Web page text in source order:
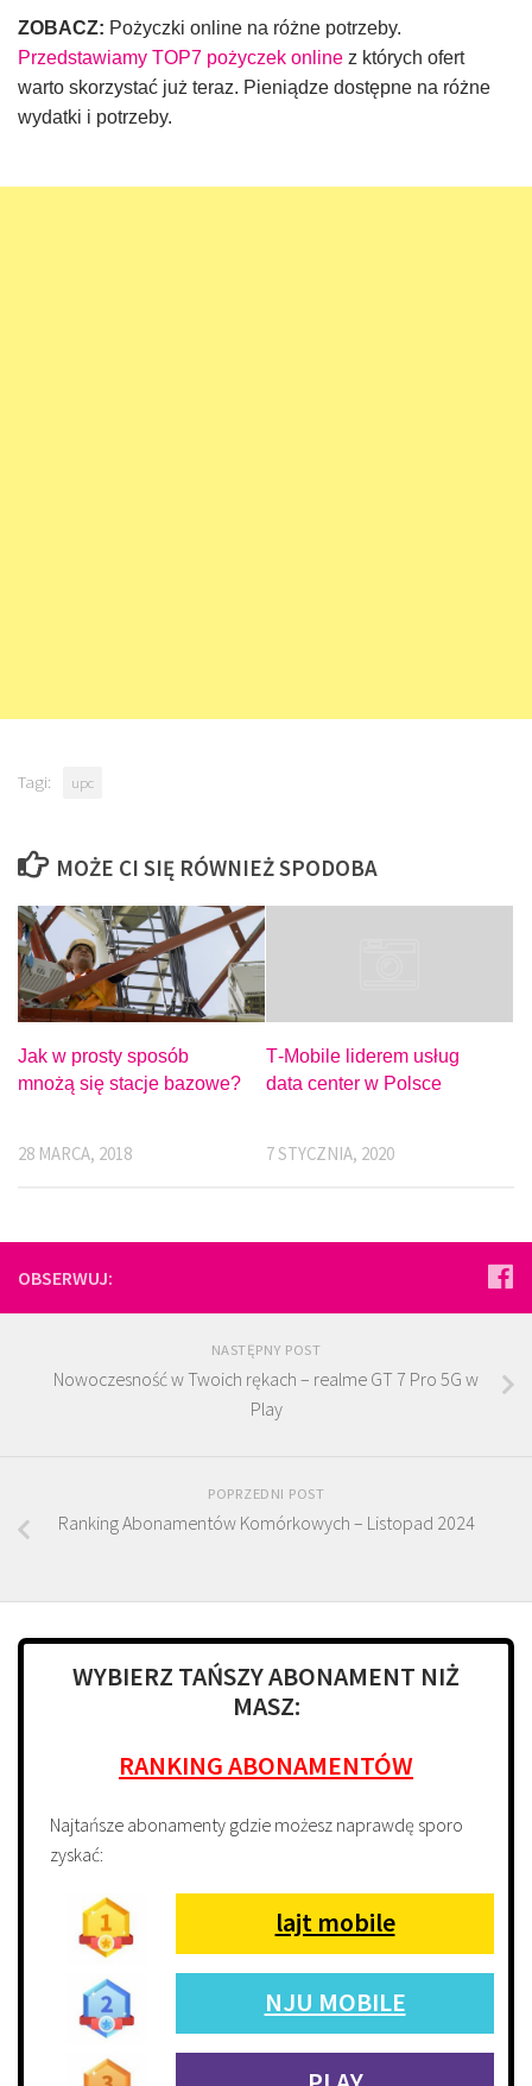
ZOBACZ: Pożyczki online na różne potrzeby.
Przedstawiamy TOP7 pożyczek online z których ofert
warto skorzystać już teraz. Pieniądze dostępne na różne
wydatki i potrzeby.
Tagi: upc
MOŻE CI SIĘ RÓWNIEŻ SPODOBA
Jak w prosty sposób
mnożą się stacje bazowe?
28 MARCA, 2018
T‑Mobile liderem usług
data center w Polsce
7 STYCZNIA, 2020
OBSERWUJ:
NASTĘPNY POST
Nowoczesność w Twoich rękach – realme GT 7 Pro 5G w
Play
POPRZEDNI POST
Ranking Abonamentów Komórkowych – Listopad 2024
WYBIERZ TAŃSZY ABONAMENT NIŻ
MASZ:
RANKING ABONAMENTÓW
Najtańsze abonamenty gdzie możesz naprawdę sporo
zyskać:
lajt mobile
NJU MOBILE